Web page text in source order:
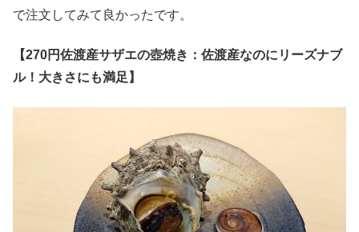
で注文してみて良かったです。
【270円佐渡産サザエの壺焼き：佐渡産なのにリーズナブ
ル！大きさにも満足】